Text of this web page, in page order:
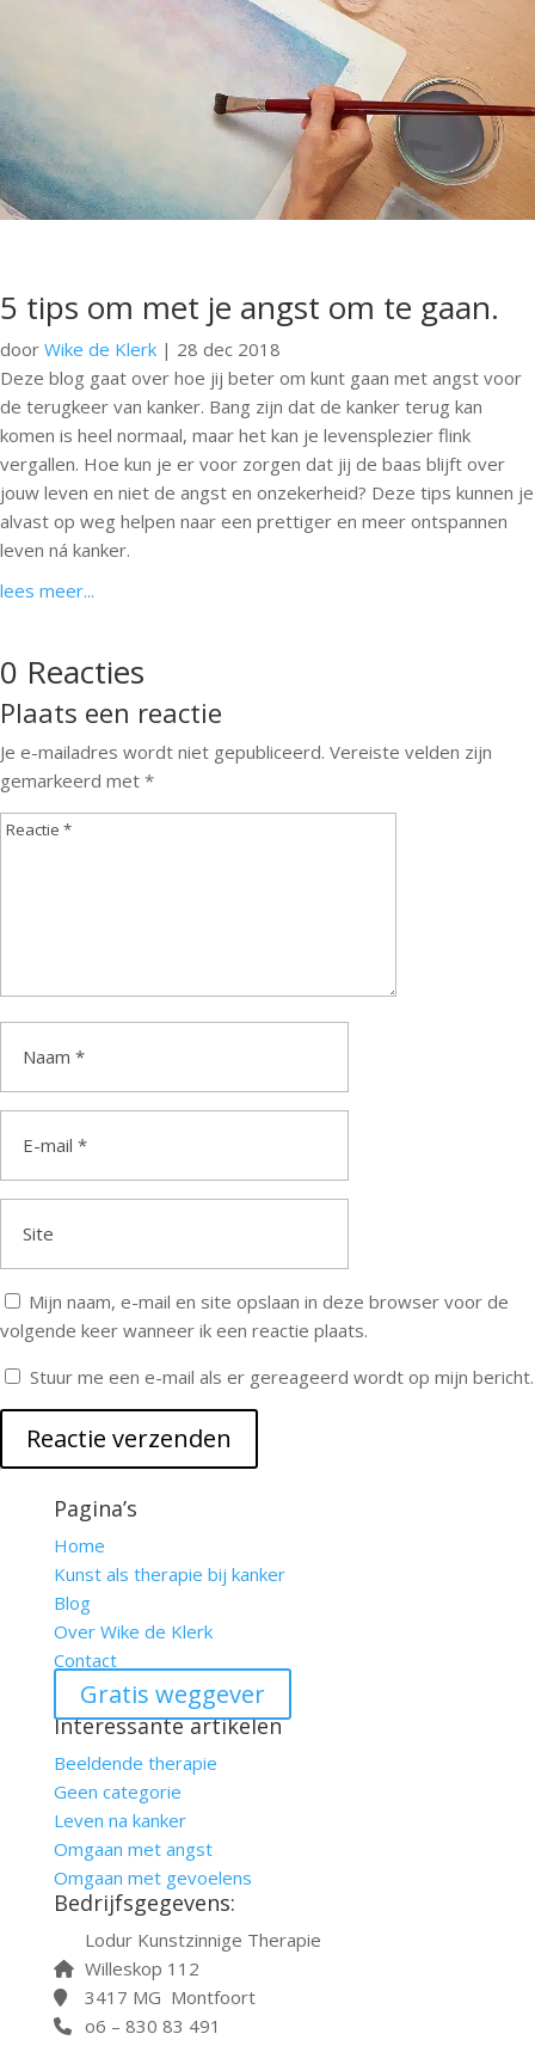
5 tips om met je angst om te gaan.
door Wike de Klerk | 28 dec 2018
Deze blog gaat over hoe jij beter om kunt gaan met angst voor
de terugkeer van kanker. Bang zijn dat de kanker terug kan
komen is heel normaal, maar het kan je levensplezier flink
vergallen. Hoe kun je er voor zorgen dat jij de baas blijft over
jouw leven en niet de angst en onzekerheid? Deze tips kunnen je
alvast op weg helpen naar een prettiger en meer ontspannen
leven ná kanker.
lees meer...
0 Reacties
Plaats een reactie
Je e-mailadres wordt niet gepubliceerd. Vereiste velden zijn
gemarkeerd met *
Mijn naam, e-mail en site opslaan in deze browser voor de
volgende keer wanneer ik een reactie plaats.
Stuur me een e-mail als er gereageerd wordt op mijn bericht.
Reactie verzenden
Pagina’s
Home
Kunst als therapie bij kanker
Blog
Over Wike de Klerk
Contact
Gratis weggever
Interessante artikelen
Beeldende therapie
Geen categorie
Leven na kanker
Omgaan met angst
Omgaan met gevoelens
Bedrijfsgegevens:
Lodur Kunstzinnige Therapie
Willeskop 112
3417 MG Montfoort
o6 – 830 83 491